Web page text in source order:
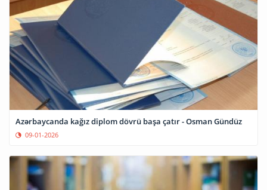
Azərbaycanda kağız diplom dövrü başa çatır - Osman Gündüz
09-01-2026